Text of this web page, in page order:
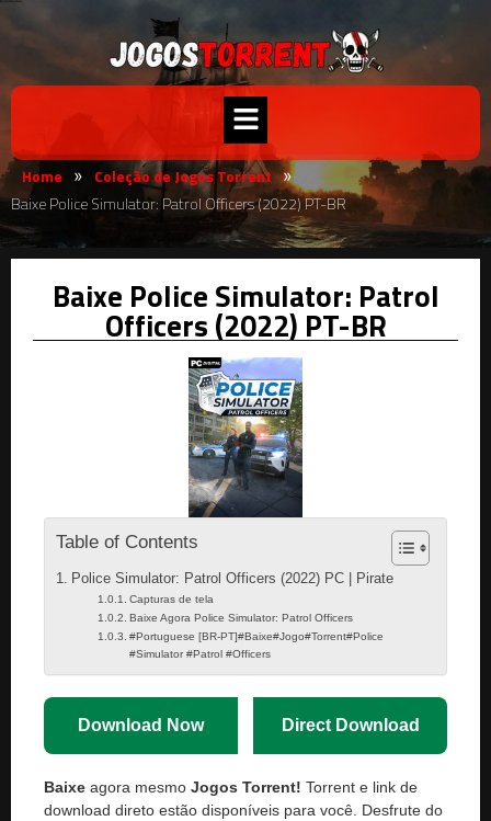
Home » Coleção de Jogos Torrent »
Baixe Police Simulator: Patrol Officers (2022) PT-BR
Baixe Police Simulator: Patrol
Officers (2022) PT-BR
Table of Contents
Police Simulator: Patrol Officers (2022) PC | Pirate
Capturas de tela
Baixe Agora Police Simulator: Patrol Officers
#Portuguese [BR-PT]#Baixe#Jogo#Torrent#Police
#Simulator #Patrol #Officers
Download Now Direct Download
Baixe agora mesmo Jogos Torrent! Torrent e link de
download direto estão disponíveis para você. Desfrute do